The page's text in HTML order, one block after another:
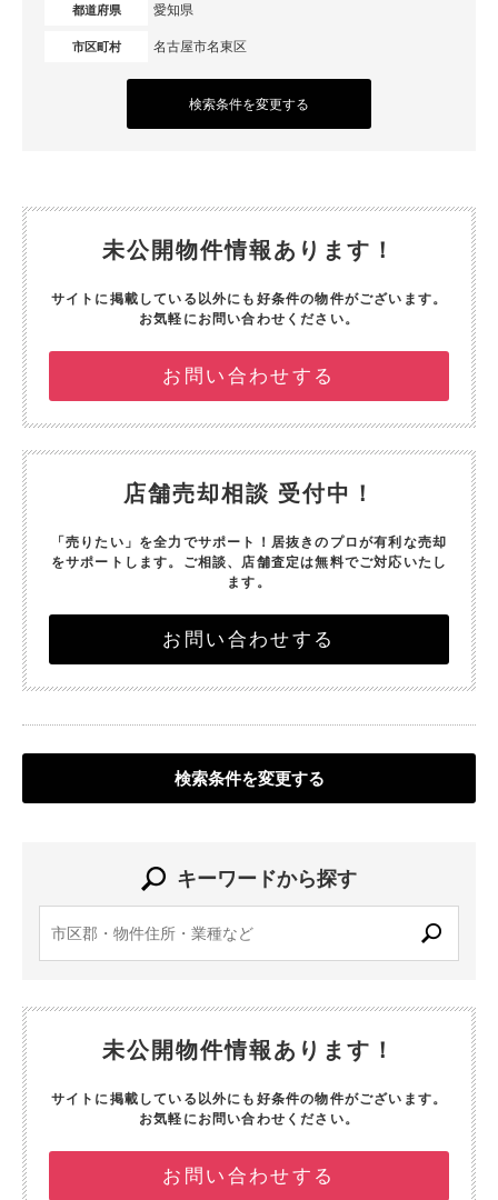
都道府県 愛知県
市区町村 名古屋市名東区
検索条件を変更する
未公開物件情報あります！
サイトに掲載している以外にも好条件の物件がございます。
お気軽にお問い合わせください。
お問い合わせする
店舗売却相談 受付中！
「売りたい」を全力でサポート！ 居抜きのプロが有利な売却
をサポートします。 ご相談、店舗査定は無料でご対応いたし
ます。
お問い合わせする
検索条件を変更する
キーワードから探す
未公開物件情報あります！
サイトに掲載している以外にも好条件の物件がございます。
お気軽にお問い合わせください。
お問い合わせする